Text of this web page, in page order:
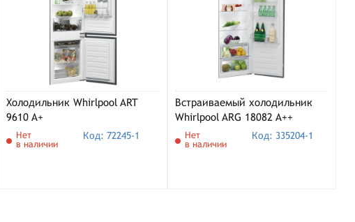
Холодильник Whirlpool ART
9610 A+
Нет
в наличии
Код: 72245-1
Встраиваемый холодильник
Whirlpool ARG 18082 A++
Нет
в наличии
Код: 335204-1